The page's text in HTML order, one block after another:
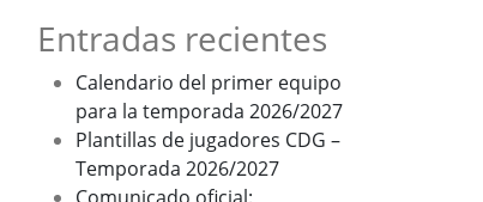
Entradas recientes
Calendario del primer equipo
para la temporada 2026/2027
Plantillas de jugadores CDG –
Temporada 2026/2027